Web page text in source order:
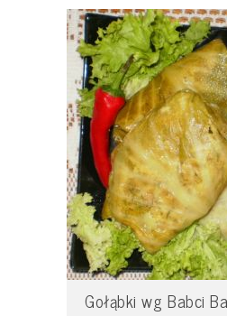
Gołąbki wg Babci